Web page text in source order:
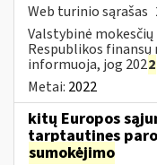
Web turinio sąrašas
Valstybinė
Respublikos
informuoja, jog 2022
Metai: 2022
kitų Europos
tarptautines
sumokėjimo